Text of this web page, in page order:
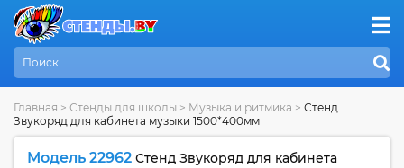
Главная > Стенды для школы > Музыка и ритмика > Стенд
Звукоряд для кабинета музыки 1500*400мм
Модель 22962 Стенд Звукоряд для кабинета